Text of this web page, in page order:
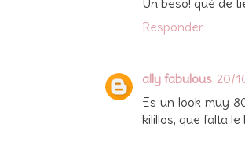
Responder
ally fabulous 20/
Es un look muy
kilillos, que falta le